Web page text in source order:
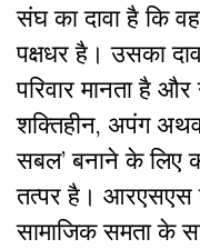
संघ का दावा है कि
पक्षधर है। उसका
परिवार मानता है
शक्तिहीन, अपंग
सबल’ बनाने के लिए
तत्पर है। आरएसएस
सामाजिक समता के